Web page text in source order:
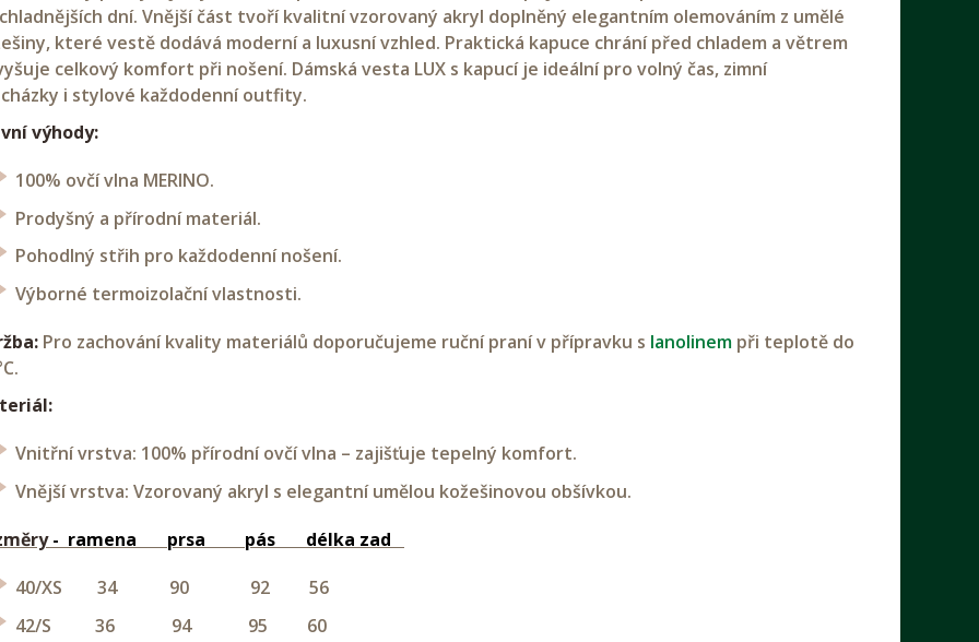
dní. Vnější část tvoří kvalitní vzorovaný akryl doplněný elegantním olemováním z umělé
které vestě dodává moderní a luxusní vzhled. Praktická kapuce chrání před chladem a větrem
celkový komfort při nošení. Dámská vesta LUX s kapucí je ideální pro volný čas, zimní
i stylové každodenní outfity.
výhody:
100% ovčí vlna MERINO.
Prodyšný a přírodní materiál.
Pohodlný střih pro každodenní nošení.
Výborné termoizolační vlastnosti.
Pro zachování kvality materiálů doporučujeme ruční praní v přípravku s lanolinem při teplotě do
Vnitřní vrstva: 100% přírodní ovčí vlna – zajišťuje tepelný komfort.
Vnější vrstva: Vzorovaný akryl s elegantní umělou kožešinovou obšívkou.
- ramena prsa pás délka zad
40/XS 34 90 92 56
42/S 36 94 95 60